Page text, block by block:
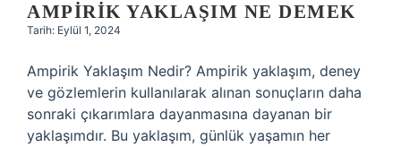
AMPIRIK YAKLAŞIM NE DEMEK
Tarih: Eylül 1, 2024
Ampirik Yaklaşım Nedir? Ampirik yaklaşım, deney
ve gözlemlerin kullanılarak alınan sonuçların daha
sonraki çıkarımlara dayanmasına dayanan bir
yaklaşımdır. Bu yaklaşım, günlük yaşamın her